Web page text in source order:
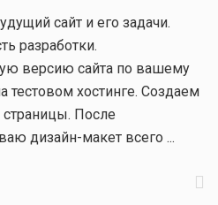
сайт и его задачи.
разработки.
версию сайта по вашему
тестовом хостинге. Создаем
После
дизайн-макет всего ...